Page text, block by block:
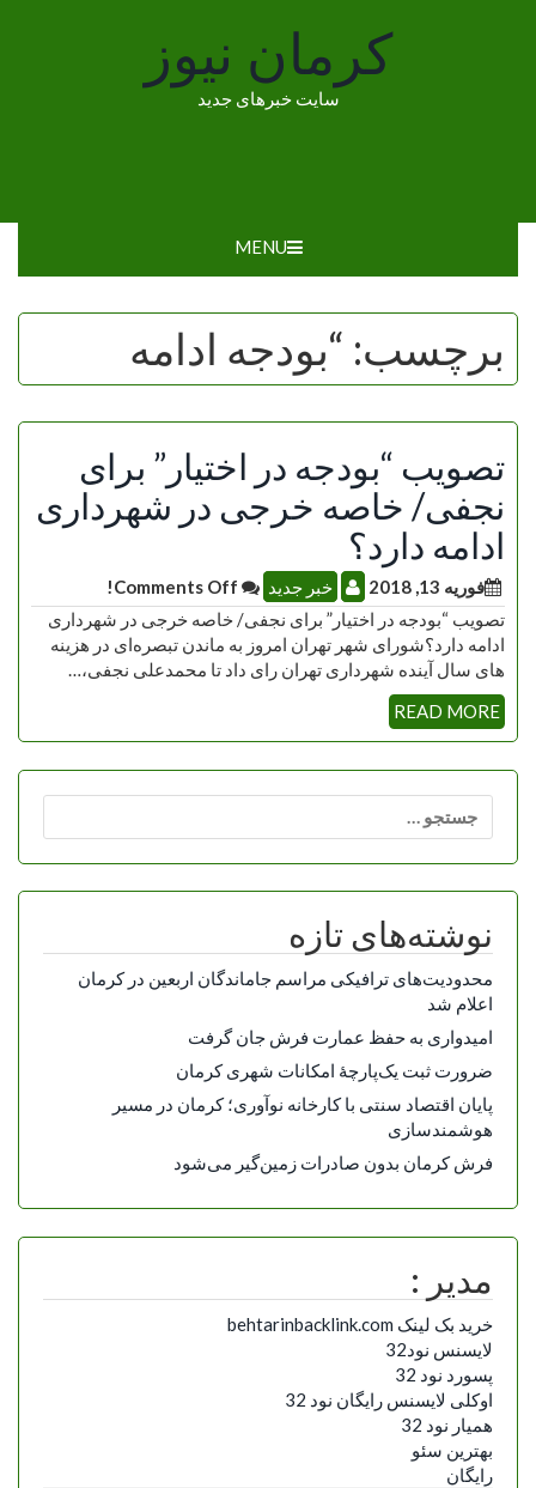
کرمان نیوز
سایت خبرهای جدید
MENU
برچسب: “بودجه ادامه
تصویب “بودجه در اختیار” برای
نجفی/ خاصه خرجی در شهرداری
ادامه دارد؟
فوریه 13, 2018 خبر جدید
تصویب “بودجه در اختیار” برای نجفی/ خاصه خرجی در شهرداری
ادامه دارد؟شورای شهر تهران امروز به ماندن تبصره‌ای در هزینه
های سال آینده شهرداری تهران رای داد تا محمدعلی نجفی،…
READ MORE
برای:
نوشته‌های تازه
محدودیت‌های ترافیکی مراسم جاماندگان اربعین در کرمان
اعلام شد
امیدواری به حفظ عمارت فرش جان گرفت
ضرورت ثبت یک‌پارچۀ امکانات شهری کرمان
پایان اقتصاد سنتی با کارخانه نوآوری؛ کرمان در مسیر
هوشمندسازی
فرش کرمان بدون صادرات زمین‌گیر می‌شود
مدیر :
خرید بک لینک behtarinbacklink.com
لایسنس نود32
پسورد نود 32
اوکلی لایسنس رایگان نود 32
همیار نود 32
بهترین سئو
رایگان